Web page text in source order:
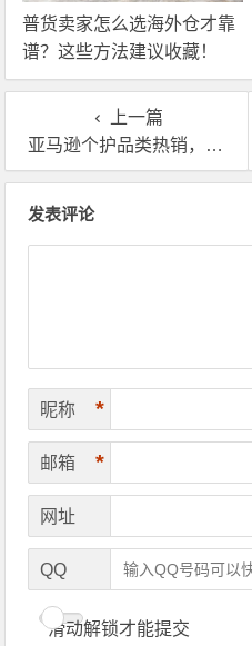
普货卖家怎么选海外仓才靠
谱？这些方法建议收藏！
上一篇
亚马逊个护品类热销，英国海外仓能一件代发吗？
发表评论
昵称 *
邮箱 *
网址
QQ
滑动解锁才能提交